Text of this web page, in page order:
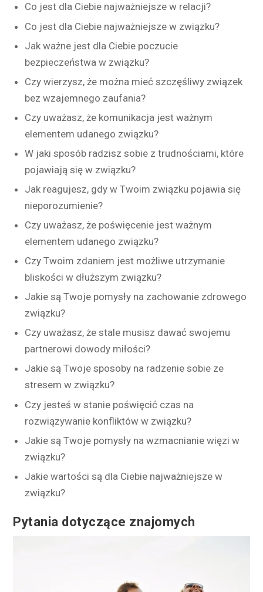
Co jest dla Ciebie najważniejsze w relacji?
Co jest dla Ciebie najważniejsze w związku?
Jak ważne jest dla Ciebie poczucie
bezpieczeństwa w związku?
Czy wierzysz, że można mieć szczęśliwy związek
bez wzajemnego zaufania?
Czy uważasz, że komunikacja jest ważnym
elementem udanego związku?
W jaki sposób radzisz sobie z trudnościami, które
pojawiają się w związku?
Jak reagujesz, gdy w Twoim związku pojawia się
nieporozumienie?
Czy uważasz, że poświęcenie jest ważnym
elementem udanego związku?
Czy Twoim zdaniem jest możliwe utrzymanie
bliskości w dłuższym związku?
Jakie są Twoje pomysły na zachowanie zdrowego
związku?
Czy uważasz, że stale musisz dawać swojemu
partnerowi dowody miłości?
Jakie są Twoje sposoby na radzenie sobie ze
stresem w związku?
Czy jesteś w stanie poświęcić czas na
rozwiązywanie konfliktów w związku?
Jakie są Twoje pomysły na wzmacnianie więzi w
związku?
Jakie wartości są dla Ciebie najważniejsze w
związku?
Pytania dotyczące znajomych